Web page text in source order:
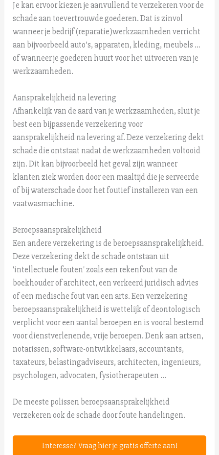
Je kan ervoor kiezen je aanvullend te verzekeren voor de
schade aan toevertrouwde goederen. Dat is zinvol
wanneer je bedrijf (reparatie)werkzaamheden verricht
aan bijvoorbeeld auto’s, apparaten, kleding, meubels …
of wanneer je goederen huurt voor het uitvoeren van je
werkzaamheden.
Aansprakelijkheid na levering
Afhankelijk van de aard van je werkzaamheden, sluit je
best een bijpassende verzekering voor
aansprakelijkheid na levering af. Deze verzekering dekt
schade die ontstaat nadat de werkzaamheden voltooid
zijn. Dit kan bijvoorbeeld het geval zijn wanneer
klanten ziek worden door een maaltijd die je serveerde
of bij waterschade door het foutief installeren van een
vaatwasmachine.
Beroepsaansprakelijkheid
Een andere verzekering is de beroepsaansprakelijkheid.
Deze verzekering dekt de schade ontstaan uit
'intellectuele fouten' zoals een rekenfout van de
boekhouder of architect, een verkeerd juridisch advies
of een medische fout van een arts. Een verzekering
beroepsaansprakelijkheid is wettelijk of deontologisch
verplicht voor een aantal beroepen en is vooral bestemd
voor dienstverlenende, vrije beroepen. Denk aan artsen,
notarissen, software-ontwikkelaars, accountants,
taxateurs, belastingadviseurs, architecten, ingenieurs,
psychologen, advocaten, fysiotherapeuten ...
De meeste polissen beroepsaansprakelijkheid
verzekeren ook de schade door foute handelingen.
Interesse? Vraag hier je gratis offerte aan!